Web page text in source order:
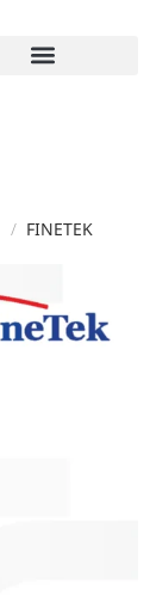
/ FINETEK